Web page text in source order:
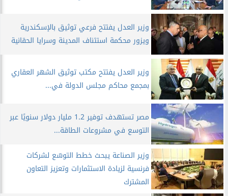
وزير العدل يفتتح فرعي توثيق بالإسكندرية
ويزور محكمة استئناف المدينة وسرايا الحقانية
وزير العدل يفتتح مكتب توثيق الشهر العقاري
بمجمع محاكم مجلس الدولة في...
مصر تستهدف توفير 1.2 مليار دولار سنويًا عبر
التوسع في مشروعات الطاقة...
وزير الصناعة يبحث خطط التوسّع لشركات
فرنسية لزيادة الاستثمارات وتعزيز التعاون
المشترك